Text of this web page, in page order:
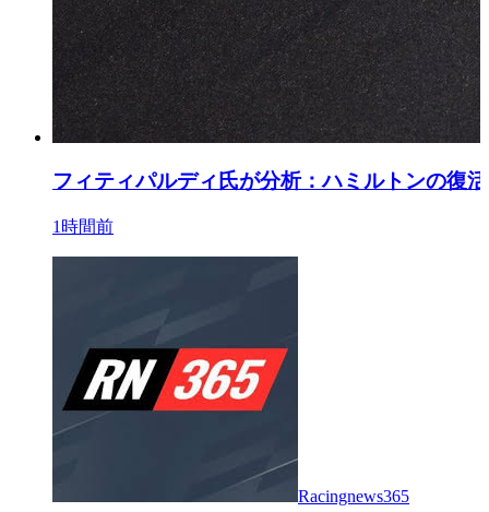
フィティパルディ氏が分析：ハミルトンの復
1時間前
Racingnews365